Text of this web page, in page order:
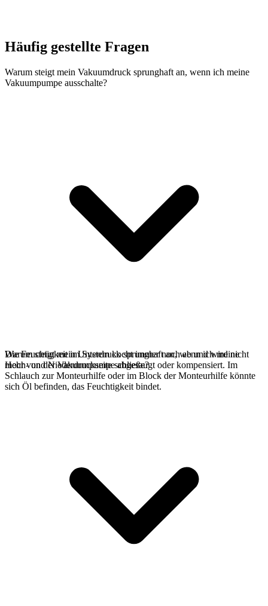
Häufig gestellte Fragen
Warum steigt mein Vakuumdruck sprunghaft an, wenn ich meine
Vakuumpumpe ausschalte?
Die Feuchtigkeit im System kocht immer noch ab und wird nicht
mehr von der Vakuumpumpe abgesaugt oder kompensiert. Im
Schlauch zur Monteurhilfe oder im Block der Monteurhilfe könnte
sich Öl befinden, das Feuchtigkeit bindet.
Warum steigt mein Unterdruck sprunghaft an, wenn ich meine
Hoch- und Niederdruckseite schließe?